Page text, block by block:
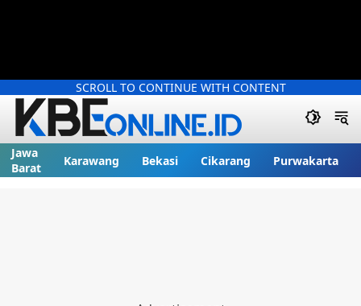
SCROLL TO CONTINUE WITH CONTENT
Jawa
Barat
Karawang Bekasi Cikarang Purwakarta